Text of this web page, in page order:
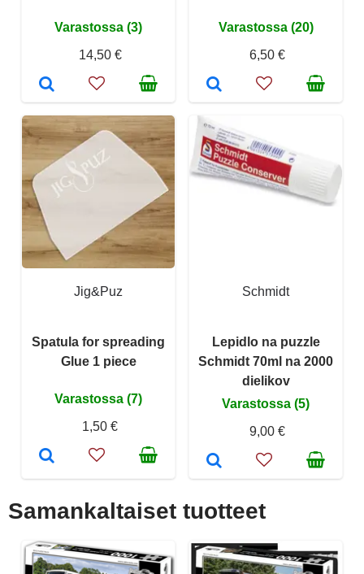
Varastossa (3)
14,50 €
Varastossa (20)
6,50 €
Jig&Puz
Spatula for spreading
Glue 1 piece
Varastossa (7)
1,50 €
Schmidt
Lepidlo na puzzle
Schmidt 70ml na 2000
dielikov
Varastossa (5)
9,00 €
Samankaltaiset tuotteet